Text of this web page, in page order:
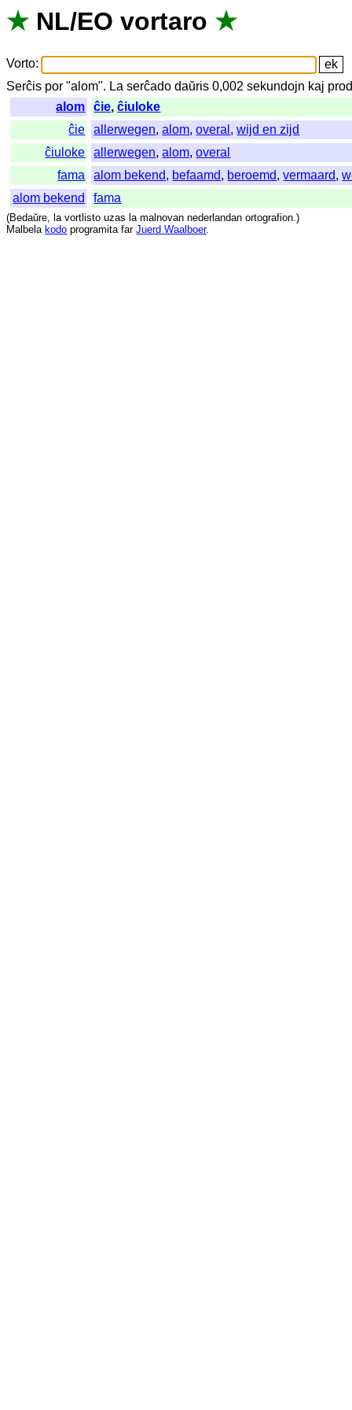
★ NL/EO vortaro ★
Vorto:
Serĉis por "alom". La serĉado daŭris 0,002sekundojn kaj
alom
ĉie,ĉiuloke
ĉie
allerwegen,alom,overal ,wijd en zijd
ĉiuloke
allerwegen,alom,overal
fama
alom bekend, befaamd, beroemd,vermaard,
alom bekend
fama
(Bedaŭre, la vortlisto uzas la malnovan nederlandan ortografion.)
Malbela kodo programita far Juerd Waalboer.